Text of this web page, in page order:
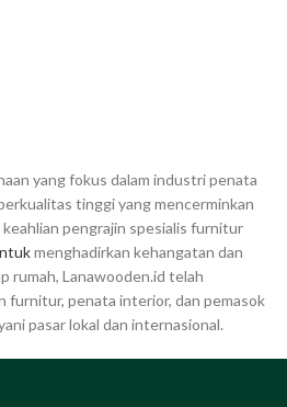
yang fokus dalam industri penata
tinggi yang mencerminkan
pengrajin spesialis furnitur
menghadirkan kehangatan dan
rumah, Lanawooden.id telah
furnitur, penata interior, dan pemasok
pasar lokal dan internasional.